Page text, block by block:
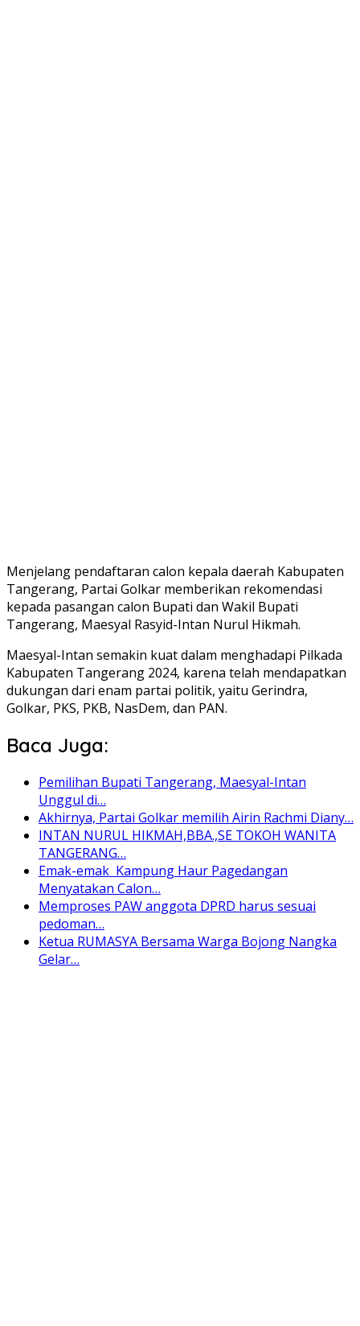
Menjelang pendaftaran calon kepala daerah Kabupaten
Tangerang, Partai Golkar memberikan rekomendasi
kepada pasangan calon Bupati dan Wakil Bupati
Tangerang, Maesyal Rasyid-Intan Nurul Hikmah.
Maesyal-Intan semakin kuat dalam menghadapi Pilkada
Kabupaten Tangerang 2024, karena telah mendapatkan
dukungan dari enam partai politik, yaitu Gerindra,
Golkar, PKS, PKB, NasDem, dan PAN.
Baca Juga:
Pemilihan Bupati Tangerang, Maesyal-Intan
Unggul di…
Akhirnya, Partai Golkar memilih Airin Rachmi Diany…
INTAN NURUL HIKMAH,BBA.,SE TOKOH WANITA
TANGERANG…
Emak-emak Kampung Haur Pagedangan
Menyatakan Calon…
Memproses PAW anggota DPRD harus sesuai
pedoman…
Ketua RUMASYA Bersama Warga Bojong Nangka
Gelar…